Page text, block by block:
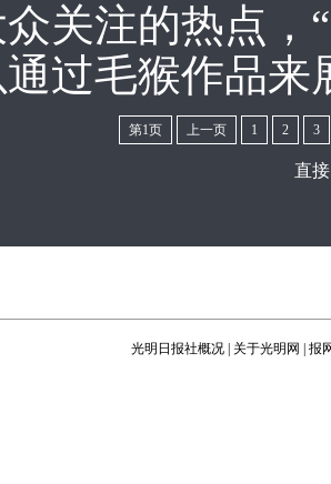
关注的热点，
过毛猴作品来
第1页 上一页 1 2 3
直
光明日报社概况 关于光明网 报